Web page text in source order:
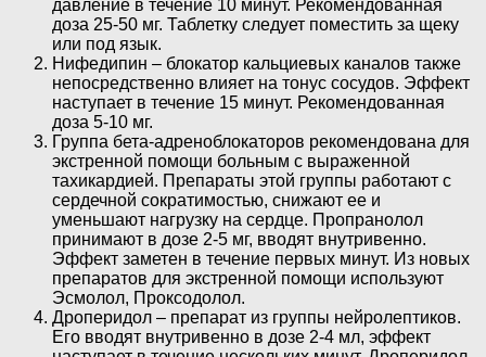
давление в течение 10 минут. Рекомендованная
доза 25-50 мг. Таблетку следует поместить за щеку
или под язык.
Нифедипин – блокатор кальциевых каналов также
непосредственно влияет на тонус сосудов. Эффект
наступает в течение 15 минут. Рекомендованная
доза 5-10 мг.
Группа бета-адреноблокаторов рекомендована для
экстренной помощи больным с выраженной
тахикардией. Препараты этой группы работают с
сердечной сократимостью, снижают ее и
уменьшают нагрузку на сердце. Пропранолол
принимают в дозе 2-5 мг, вводят внутривенно.
Эффект заметен в течение первых минут. Из новых
препаратов для экстренной помощи используют
Эсмолол, Проксодолол.
Дроперидол – препарат из группы нейролептиков.
Его вводят внутривенно в дозе 2-4 мл, эффект